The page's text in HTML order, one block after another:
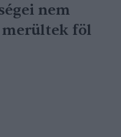
nem
merültek föl